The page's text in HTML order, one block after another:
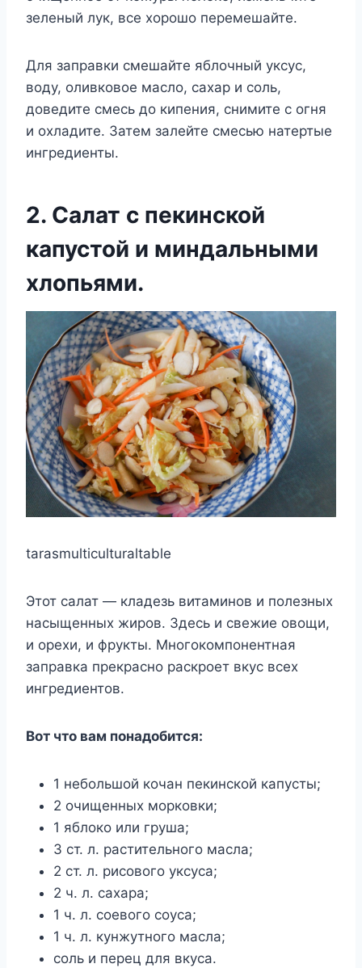
зеленый лук, все хорошо перемешайте.
Для заправки смешайте яблочный уксус,
воду, оливковое масло, сахар и соль,
доведите смесь до кипения, снимите с огня
и охладите. Затем залейте смесью натертые
ингредиенты.
2. Салат с пекинской
капустой и миндальными
хлопьями.
tarasmulticulturaltable
Этот салат — кладезь витаминов и полезных
насыщенных жиров. Здесь и свежие овощи,
и орехи, и фрукты. Многокомпонентная
заправка прекрасно раскроет вкус всех
ингредиентов.
Вот что вам понадобится:
1 небольшой кочан пекинской капусты;
2 очищенных морковки;
1 яблоко или груша;
3 ст. л. растительного масла;
2 ст. л. рисового уксуса;
2 ч. л. сахара;
1 ч. л. соевого соуса;
1 ч. л. кунжутного масла;
соль и перец для вкуса.